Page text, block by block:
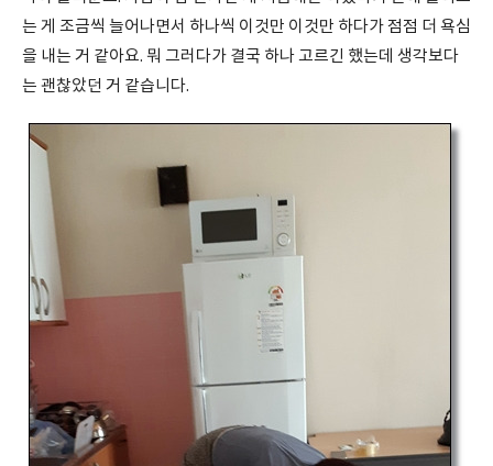
는 게 조금씩 늘어나면서 하나씩 이것만 이것만 하다가 점점 더 욕심
을 내는 거 같아요. 뭐 그러다가 결국 하나 고르긴 했는데 생각보다
는 괜찮았던 거 같습니다.